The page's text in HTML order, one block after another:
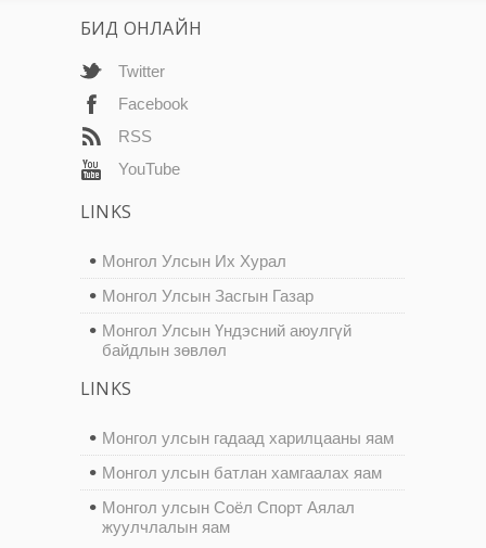
БИД ОНЛАЙН
Twitter
Facebook
RSS
YouTube
LINKS
Монгол Улсын Их Хурал
Монгол Улсын Засгын Газар
Монгол Улсын Үндэсний аюулгүй
байдлын зөвлөл
LINKS
Монгол улсын гадаад харилцааны яам
Монгол улсын батлан хамгаалах яам
Монгол улсын Соёл Спорт Аялал
жуулчлалын яам